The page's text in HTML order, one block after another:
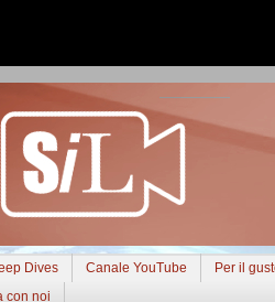
Dives Canale YouTube Per il
con noi